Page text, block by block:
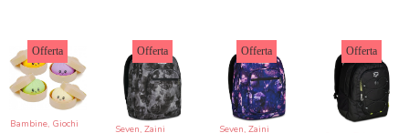
Offerta
Bambine, Giochi
Offerta
Seven, Zaini
Offerta
Seven, Zaini
Offerta